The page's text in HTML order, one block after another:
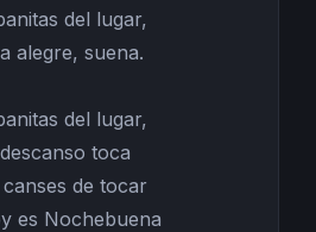
del lugar,
alegre, suena.
del lugar,
toca
de tocar
es Nochebuena